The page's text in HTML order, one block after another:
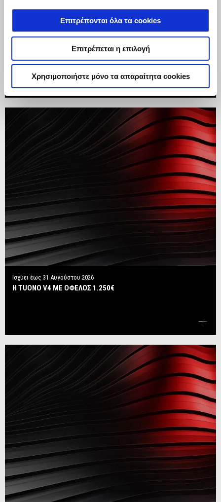
Επιτρέπονται όλα τα cookies
Επιτρέπεται η επιλογή
Χρησιμοποιήστε μόνο τα απαραίτητα cookies
Η γκάμα RSV4 δική σου με έως 1.500€ πλεονεκτήματα
Ισχύει έως 31 Αυγούστου 2026
Η TUONO V4 ΜΕ ΟΦΕΛΟΣ 1.250€